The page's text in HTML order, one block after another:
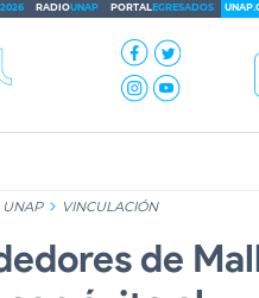
2026 RADIOUNAP PORTALEGRESADOS
VINCULACIÓN
de